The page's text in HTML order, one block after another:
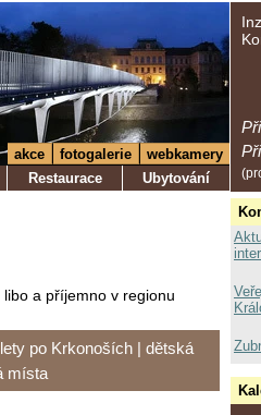
akce fotogalerie
webkamery
Restaurace Ubytování
a příjemno v regionu
po Krkonoších | dětská
místa